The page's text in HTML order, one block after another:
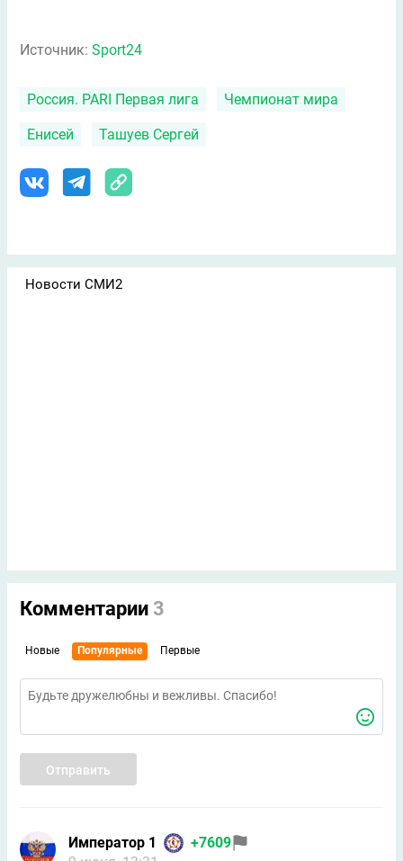
Источник: Sport24
Россия. PARI Первая лига Чемпионат мира
Енисей Ташуев Сергей
Новости СМИ2
Комментарии 3
Новые Популярные Первые
Отправить
Император 1
+7609